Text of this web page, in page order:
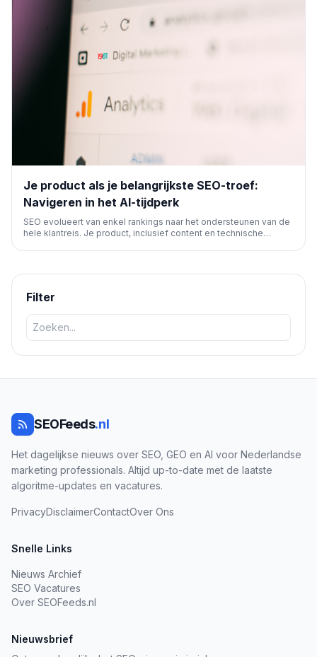
Je product als je belangrijkste SEO-troef:
Navigeren in het AI-tijdperk
SEO evolueert van enkel rankings naar het ondersteunen van de
hele klantreis. Je product, inclusief content en technische
Filter
SEOFeeds.nl
Het dagelijkse nieuws over SEO, GEO en AI voor Nederlandse
marketing professionals. Altijd up-to-date met de laatste
algoritme-updates en vacatures.
PrivacyDisclaimerContactOver Ons
Snelle Links
Nieuws Archief
SEO Vacatures
Over SEOFeeds.nl
Nieuwsbrief